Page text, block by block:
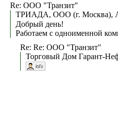
Re: ООО "Транзит"
ТРИАДА, ООО (г. Москва),
Добрый день!
Работаем с одноименной
Re: Re: ООО "Транзит"
Торговый Дом Гарант-